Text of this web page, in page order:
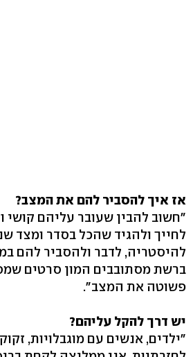
אז איך להסביר להם את המצב?
"חשוב להבין שעובר עליהם קושי
לחייך ולהגיד שהכל בסדר ומצד
להיסטריה, לדבר ולהסביר להם
ברשת מסתובבים המון סרטים
פשוטה את המצב".
יש דרך להקל עליהם?
"ילדים, אנשים עם מוגבלויות,